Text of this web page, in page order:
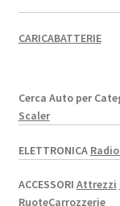
CARICABATTERIE
Cerca Auto per
Scaler
ELETTRONICA
ACCESSORI Attrezzi
RuoteCarrozzerie